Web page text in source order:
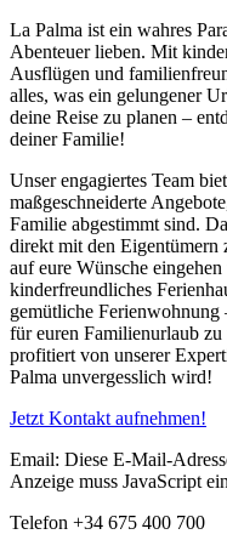
La Palma ist ein wahres
Abenteuer lieben. Mit
Ausflügen und
alles, was ein gelungener
deine Reise zu planen –
deiner Familie!
Unser engagiertes Team
maßgeschneiderte
Familie abgestimmt sind.
direkt mit den Eigentümern
auf eure Wünsche
kinderfreundliches
gemütliche Ferienwohnung
für euren Familienurlaub
profitiert von unserer
Palma unvergesslich wird!
Jetzt Kontakt aufnehmen!
Email: Diese E-Mail-
Anzeige muss JavaScript
Telefon +34 675 400 700